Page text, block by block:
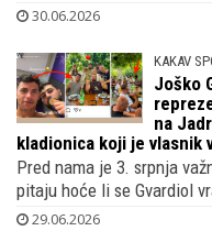
30.06.2026
KAKAV
Joško
na
kladionica koji je vlasnik
Pred nama je 3. srpnja
pitaju hoće li se Gvardiol
29.06.2026